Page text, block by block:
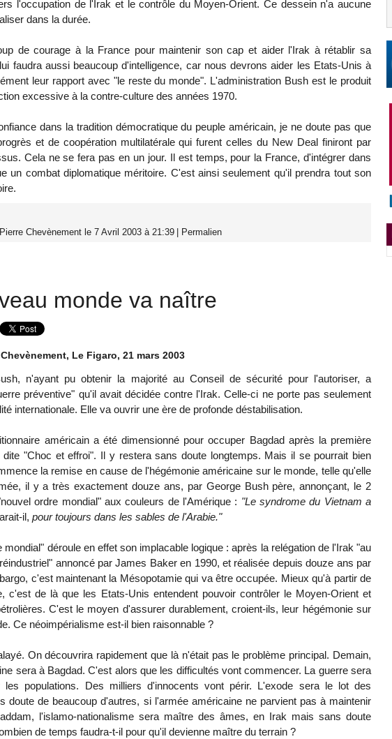
l'occupation de l'Irak et le contrôle du Moyen-Orient. Ce dessein n'a aucune
dans la durée.
de courage à la France pour maintenir son cap et aider l'Irak à rétablir sa
faudra aussi beaucoup d'intelligence, car nous devrons aider les Etats-Unis à
leur rapport avec "le reste du monde". L'administration Bush est le produit
excessive à la contre-culture des années 1970.
dans la tradition démocratique du peuple américain, je ne doute pas que
et de coopération multilatérale qui furent celles du New Deal finiront par
Cela ne se fera pas en un jour. Il est temps, pour la France, d'intégrer dans
un combat diplomatique méritoire. C'est ainsi seulement qu'il prendra tout son
Chevènement le 7 Avril 2003 à 21:39
Permalien
monde va naître
Le Figaro, 21 mars 2003
n'ayant pu obtenir la majorité au Conseil de sécurité pour l'autoriser, a
préventive" qu'il avait décidée contre l'Irak. Celle-ci ne porte pas seulement
internationale. Elle va ouvrir une ère de profonde déstabilisation.
américain a été dimensionné pour occuper Bagdad après la première
dite "Choc et effroi". Il y restera sans doute longtemps. Mais il se pourrait bien
la remise en cause de l'hégémonie américaine sur le monde, telle qu'elle
il y a très exactement douze ans, par George Bush père, annonçant, le 2
ordre mondial" aux couleurs de l'Amérique : "Le syndrome du Vietnam a
il, pour toujours dans les sables de l'Arabie."
mondial" déroule en effet son implacable logique : après la relégation de l'Irak "au
annoncé par James Baker en 1990, et réalisée depuis douze ans par
c'est maintenant la Mésopotamie qui va être occupée. Mieux qu'à partir de
c'est de là que les Etats-Unis entendent pouvoir contrôler le Moyen-Orient et
C'est le moyen d'assurer durablement, croient-ils, leur hégémonie sur
Ce néoimpérialisme est-il bien raisonnable ?
On découvrira rapidement que là n'était pas le problème principal. Demain,
sera à Bagdad. C'est alors que les difficultés vont commencer. La guerre sera
les populations. Des milliers d'innocents vont périr. L'exode sera le lot des
doute de beaucoup d'autres, si l'armée américaine ne parvient pas à maintenir
l'islamo-nationalisme sera maître des âmes, en Irak mais sans doute
de temps faudra-t-il pour qu'il devienne maître du terrain ?